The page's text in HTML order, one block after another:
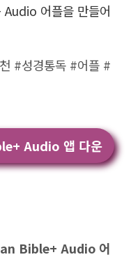
어플을 만들어
#성경통독 #어플 #
Audio 앱 다운
Bible+ Audio 어